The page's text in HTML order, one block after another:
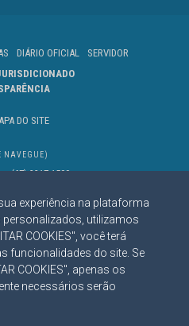
experiência na plataforma
personalizados, utilizamos
COOKIES", você terá
funcionalidades do site. Se
COOKIES", apenas os
necessários serão
DIÁRIO OFICIAL
SERVIDOR
DO SITE
NAVEGUE)
(67) 3317-1500